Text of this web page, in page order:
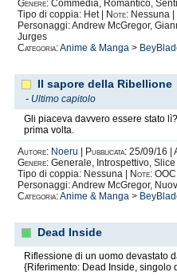
Genere: Commedia, Romantico,
Tipo di coppia: Het |
Note: Nessuna |
Personaggi: Andrew McGregor,
Jurges
Categoria:Anime & Manga >
Il sapore della Ribellione
- Ultimo capitolo
Gli piaceva davvero essere stato
prima volta.
Autore: Noeru Pubblicata: 25/09/16 |
Genere: Generale, Introspettivo, Slice
Tipo di coppia: Nessuna |
Note: OOC |
Personaggi: Andrew McGregor,
Categoria:Anime & Manga >
Dead Inside
Riflessione di un uomo devastato
{Riferimento: Dead Inside, singolo